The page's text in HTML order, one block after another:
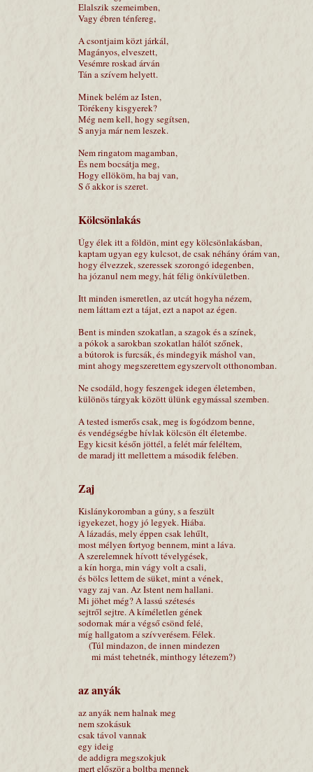
Elalszik szemeimben,
Vagy ébren ténfereg,
A csontjaim közt járkál,
Magányos, elveszett,
Vesémre roskad árván
Tán a szívem helyett.
Minek belém az Isten,
Törékeny kisgyerek?
Még nem kell, hogy segítsen,
S anyja már nem leszek.
Nem ringatom magamban,
És nem bocsátja meg,
Hogy ellököm, ha baj van,
S ő akkor is szeret.
Kölcsönlakás
Úgy élek itt a földön, mint egy kölcsönlakásban,
kaptam ugyan egy kulcsot, de csak néhány órám van,
hogy élvezzek, szeressek szorongó idegenben,
ha józanul nem megy, hát félig önkívületben.
Itt minden ismeretlen, az utcát hogyha nézem,
nem láttam ezt a tájat, ezt a napot az égen.
Bent is minden szokatlan, a szagok és a színek,
a pókok a sarokban szokatlan hálót szőnek,
a bútorok is furcsák, és mindegyik máshol van,
mint ahogy megszerettem egyszervolt otthonomban.
Ne csodáld, hogy feszengek idegen életemben,
különös tárgyak között ülünk egymással szemben.
A tested ismerős csak, meg is fogódzom benne,
és vendégségbe hívlak kölcsön élt életembe.
Egy kicsit későn jöttél, a felét már feléltem,
de maradj itt mellettem a második felében.
Zaj
Kislánykoromban a gúny, s a feszült
igyekezet, hogy jó legyek. Hiába.
A lázadás, mely éppen csak lehűlt,
most mélyen fortyog bennem, mint a láva.
A szerelemnek hívott tévelygések,
a kín horga, min vágy volt a csali,
és bölcs lettem de süket, mint a vének,
vagy zaj van. Az Istent nem hallani.
Mi jöhet még? A lassú szétesés
sejtről sejtre. A kíméletlen gének
sodornak már a végső csönd felé,
míg hallgatom a szívverésem. Félek.
(Túl mindazon, de innen mindezen
mi mást tehetnék, minthogy létezem?)
az anyák
az anyák nem halnak meg
nem szokásuk
csak távol vannak
egy ideig
de addigra megszokjuk
mert először a boltba mennek